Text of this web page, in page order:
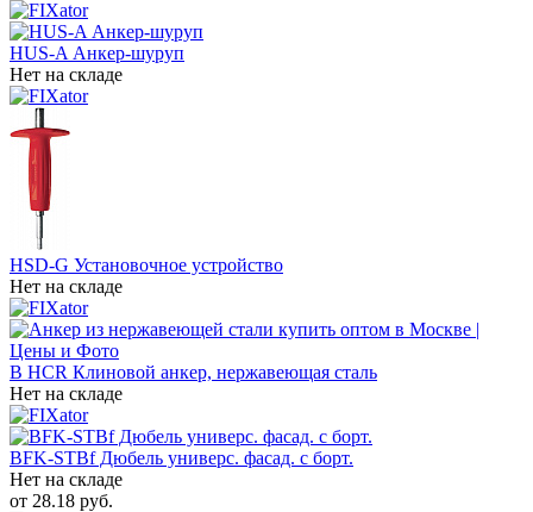
HUS-A Анкер-шуруп
Нет на складе
HSD-G Установочное устройство
Нет на складе
B HCR Клиновой анкер, нержавеющая сталь
Нет на складе
BFK-STBf Дюбель универс. фасад. с борт.
Нет на складе
от 28.18 руб.